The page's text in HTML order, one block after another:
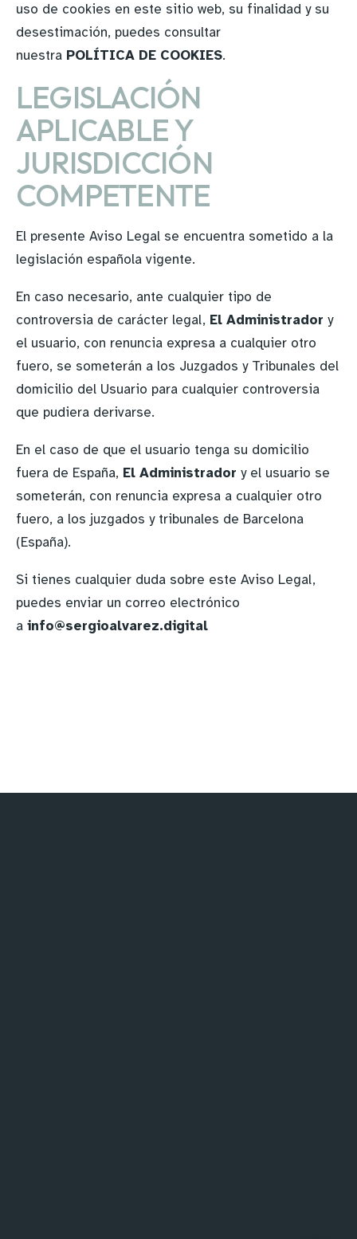
uso de cookies en este sitio web, su finalidad y su
desestimación, puedes consultar
nuestra POLÍTICA DE COOKIES.
LEGISLACIÓN
APLICABLE Y
JURISDICCIÓN
COMPETENTE
El presente Aviso Legal se encuentra sometido a la
legislación española vigente.
En caso necesario, ante cualquier tipo de
controversia de carácter legal, El Administrador y
el usuario, con renuncia expresa a cualquier otro
fuero, se someterán a los Juzgados y Tribunales del
domicilio del Usuario para cualquier controversia
que pudiera derivarse.
En el caso de que el usuario tenga su domicilio
fuera de España, El Administrador y el usuario se
someterán, con renuncia expresa a cualquier otro
fuero, a los juzgados y tribunales de Barcelona
(España).
Si tienes cualquier duda sobre este Aviso Legal,
puedes enviar un correo electrónico
a info@sergioalvarez.digital